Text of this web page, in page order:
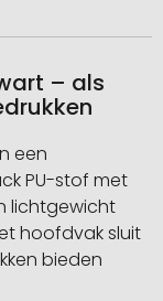
– als
een
PU-stof met
lichtgewicht
hoofdvak sluit
bieden